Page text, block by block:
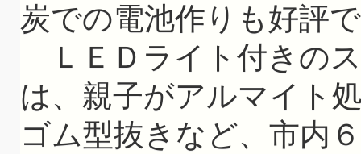
炭での電池作りも好評
ＬＥＤライト付きの
は、親子がアルマイト
ゴム型抜きなど、市内